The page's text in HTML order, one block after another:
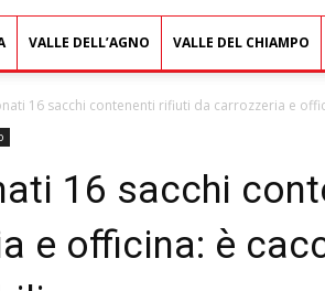
VALLE DELL’AGNO VALLE DEL CHIAMPO
16 sacchi contenenti rifiuti da carrozzeria e
16 sacchi
e officina: è